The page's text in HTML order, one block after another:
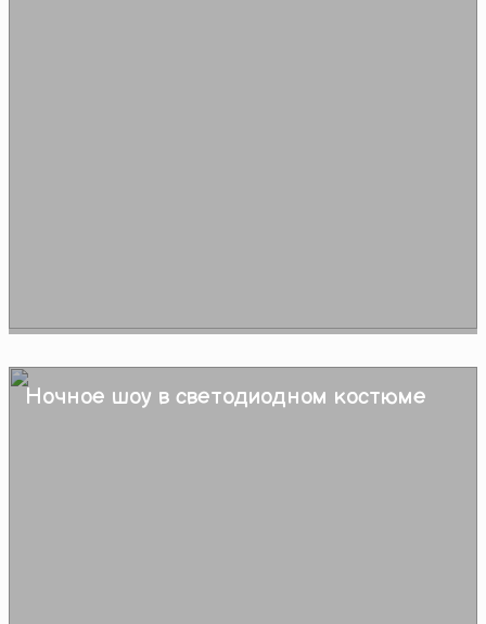
Подробнее
Ночное шоу в светодиодном костюме